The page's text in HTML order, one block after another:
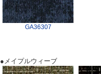
GA36307
●メイプルウィーブ